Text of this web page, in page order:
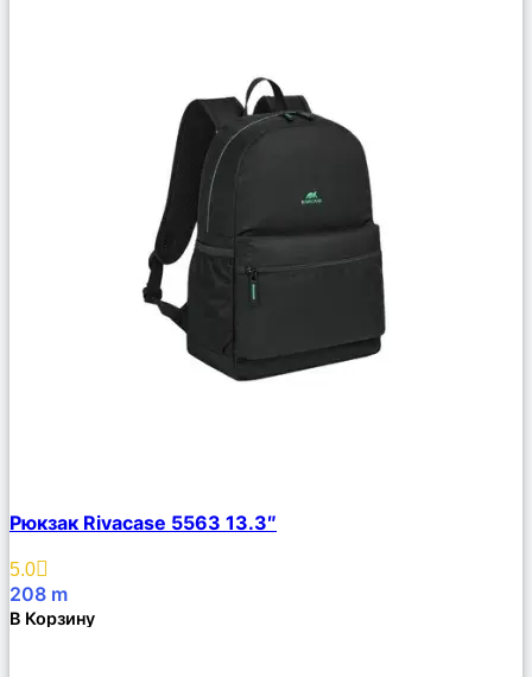
Описание
Избранное
Рюкзак Rivacase 5563 13.3″
5.0
208 m
В Корзину